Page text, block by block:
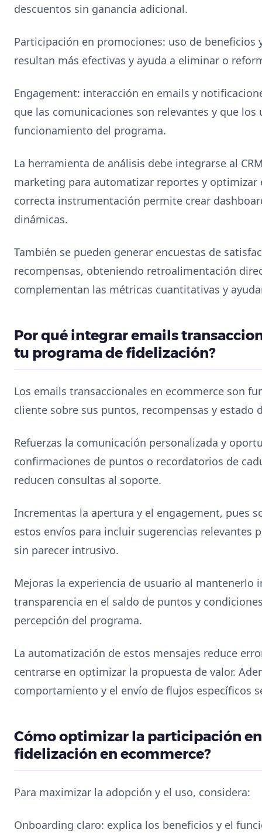
descuentos sin ganancia adicional.
Participación en promociones: uso de beneficios
resultan más efectivas y ayuda a eliminar o
Engagement: interacción en emails y
que las comunicaciones son relevantes y que
funcionamiento del programa.
La herramienta de análisis debe integrarse al
marketing para automatizar reportes y optimizar
correcta instrumentación permite crear
dinámicas.
También se pueden generar encuestas de
recompensas, obteniendo retroalimentación
complementan las métricas cuantitativas y
Por qué integrar emails
tu programa de fidelización?
Los emails transaccionales en ecommerce son
cliente sobre sus puntos, recompensas y estado
Refuerzas la comunicación personalizada y
confirmaciones de puntos o recordatorios de
reducen consultas al soporte.
Incrementas la apertura y el engagement, pues
estos envíos para incluir sugerencias relevantes
sin parecer intrusivo.
Mejoras la experiencia de usuario al mantenerlo
transparencia en el saldo de puntos y
percepción del programa.
La automatización de estos mensajes reduce
centrarse en optimizar la propuesta de valor.
comportamiento y el envío de flujos específicos
Cómo optimizar la participación
fidelización en ecommerce?
Para maximizar la adopción y el uso, considera:
Onboarding claro: explica los beneficios y el